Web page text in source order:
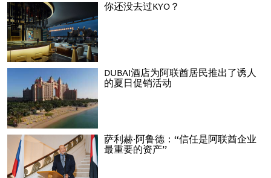
你还没去过KYO？
DUBAI酒店为阿联酋居民推出了诱人
的夏日促销活动
萨利赫·阿鲁德：“信任是阿联酋企业
最重要的资产”